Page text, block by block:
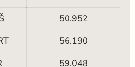
50.952
56.190
59.048